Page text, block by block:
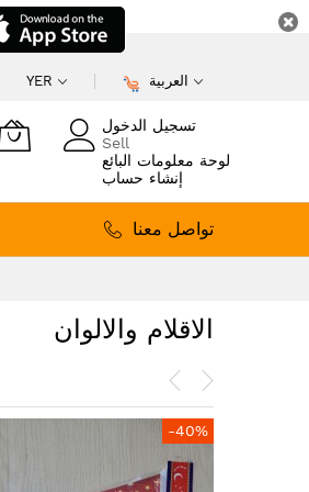
YER العربية
تسجيل الدخول
Sell
لوحة معلومات البائع
إنشاء حساب
تواصل معنا
الاقلام والالوان
-40%